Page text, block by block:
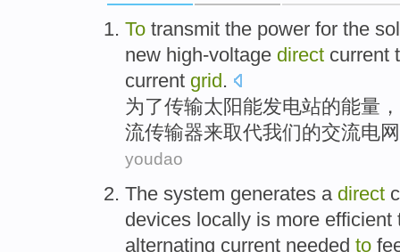
To transmit the power for the
new high-voltage direct current
current grid .
为了传输太阳能发电站的能量 ，
流传输器来取代我们的交流电网
youdao
The system generates a direct
devices locally is more efficient
alternating current needed to